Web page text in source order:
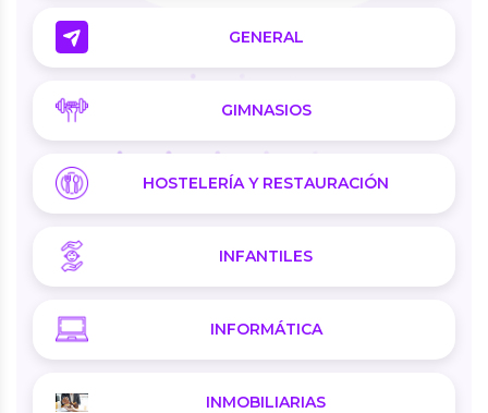
GENERAL
GIMNASIOS
HOSTELERÍA Y RESTAURACIÓN
INFANTILES
INFORMÁTICA
INMOBILIARIAS